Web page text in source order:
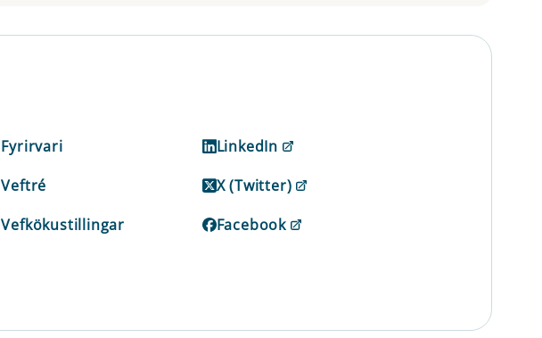
Fyrirvari
Veftré
Vefkökustillingar
LinkedIn
X (Twitter)
Facebook